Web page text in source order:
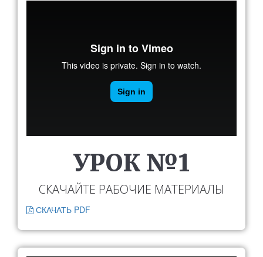
УРОК №1
СКАЧАЙТЕ РАБОЧИЕ МАТЕРИАЛЫ
СКАЧАТЬ PDF